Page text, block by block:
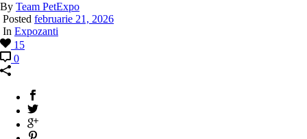
By Team PetExpo
Posted februarie 21, 2026
In Expozanti
15
0